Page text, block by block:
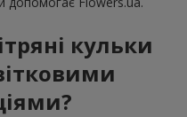
кульки